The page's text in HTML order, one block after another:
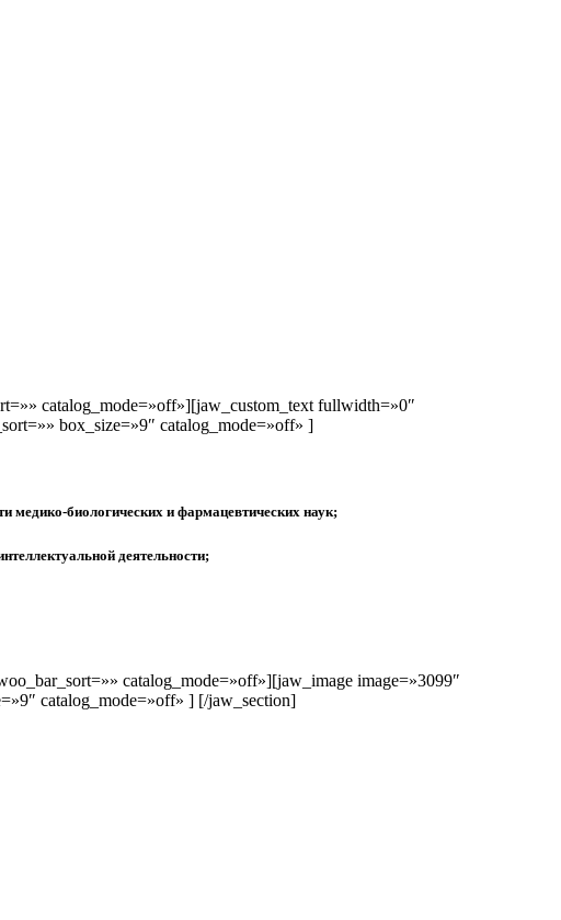
catalog_mode=»off»][jaw_custom_text fullwidth=»0″
box_size=»9″ catalog_mode=»off» ]
медико-биологических и фармацевтических наук;
деятельности;
catalog_mode=»off»][jaw_image image=»3099″
catalog_mode=»off» ] [/jaw_section]